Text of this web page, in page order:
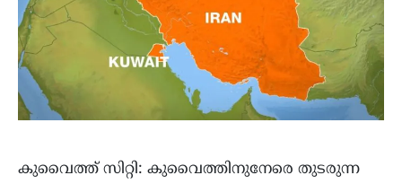
കുവൈത്ത് സിറ്റി: കുവൈത്തിനുനേരെ തുടരുന്ന